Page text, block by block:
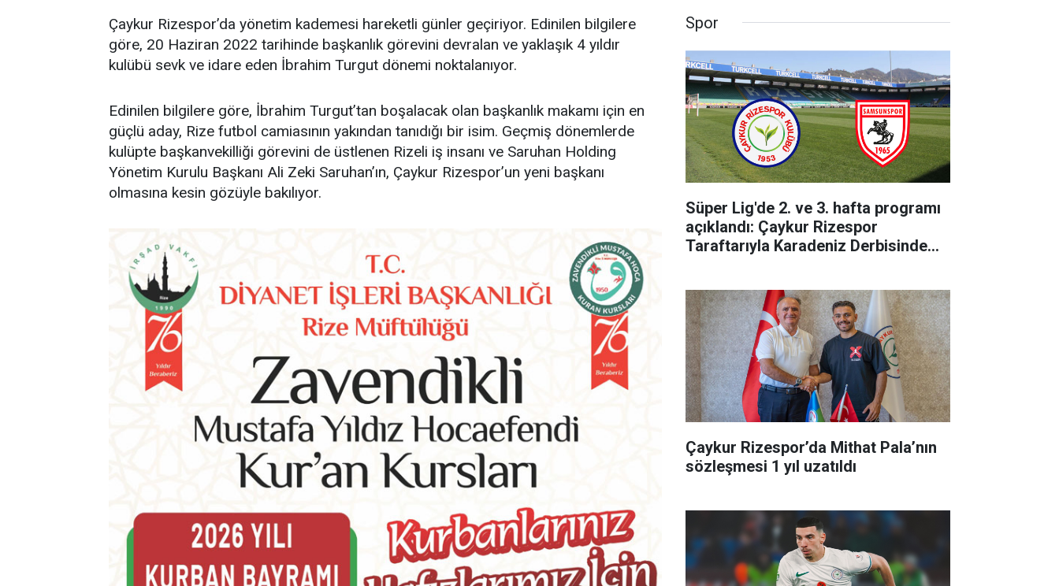
Çaykur Rizespor’da yönetim kademesi hareketli günler geçiriyor. Edinilen bilgilere
göre, 20 Haziran 2022 tarihinde başkanlık görevini devralan ve yaklaşık 4 yıldır
kulübü sevk ve idare eden İbrahim Turgut dönemi noktalanıyor.
Edinilen bilgilere göre, İbrahim Turgut’tan boşalacak olan başkanlık makamı için en
güçlü aday, Rize futbol camiasının yakından tanıdığı bir isim. Geçmiş dönemlerde
kulüpte başkanvekilliği görevini de üstlenen Rizeli iş insanı ve Saruhan Holding
Yönetim Kurulu Başkanı Ali Zeki Saruhan’ın, Çaykur Rizespor’un yeni başkanı
olmasına kesin gözüyle bakılıyor.
Spor
Süper Lig'de 2. ve 3. hafta programı
açıklandı: Çaykur Rizespor
Taraftarıyla Karadeniz Derbisinde
Çaykur Rizespor’da Mithat Pala’nın
sözleşmesi 1 yıl uzatıldı